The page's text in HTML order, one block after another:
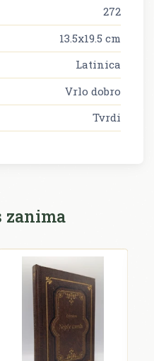
272
13.5x19.5 cm
Latinica
Vrlo dobro
Tvrdi
zanima